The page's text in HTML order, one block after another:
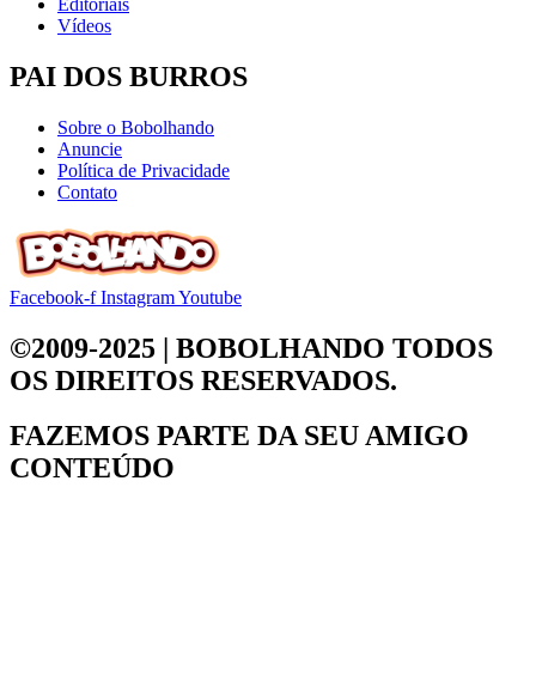
Vídeos
PAI DOS BURROS
Sobre o Bobolhando
Anuncie
Política de Privacidade
Contato
Facebook-f InstagramYoutube
©2009-2025 | BOBOLHANDO TODOS
OS DIREITOS RESERVADOS.
FAZEMOS PARTE DA SEU AMIGO
CONTEÚDO